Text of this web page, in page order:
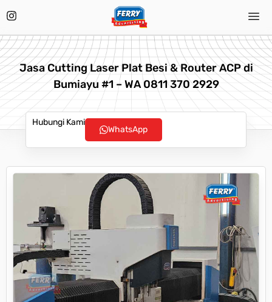
Jasa Cutting Laser Plat Besi & Router ACP di
Bumiayu #1 – WA 0811 370 2929
Hubungi Kami
WhatsApp